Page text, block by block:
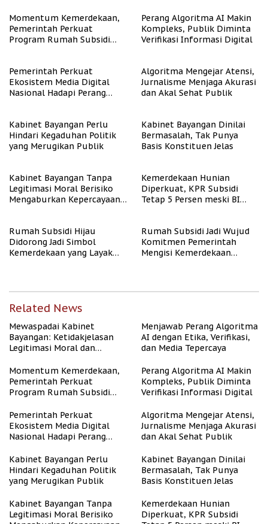
Momentum Kemerdekaan,
Pemerintah Perkuat
Program Rumah Subsidi
Perang Algoritma AI Makin
Kompleks, Publik Diminta
Verifikasi Informasi Digital
Pemerintah Perkuat
Ekosistem Media Digital
Nasional Hadapi Perang
Algoritma Mengejar Atensi,
Jurnalisme Menjaga Akurasi
dan Akal Sehat Publik
Kabinet Bayangan Perlu
Hindari Kegaduhan Politik
yang Merugikan Publik
Kabinet Bayangan Dinilai
Bermasalah, Tak Punya
Basis Konstituen Jelas
Kabinet Bayangan Tanpa
Legitimasi Moral Berisiko
Mengaburkan Kepercayaan
Kemerdekaan Hunian
Diperkuat, KPR Subsidi
Tetap 5 Persen meski BI
Rumah Subsidi Hijau
Didorong Jadi Simbol
Kemerdekaan yang Layak
Rumah Subsidi Jadi Wujud
Komitmen Pemerintah
Mengisi Kemerdekaan
Related News
Mewaspadai Kabinet
Bayangan: Ketidakjelasan
Legitimasi Moral dan
Menjawab Perang Algoritma
AI dengan Etika, Verifikasi,
dan Media Tepercaya
Momentum Kemerdekaan,
Pemerintah Perkuat
Program Rumah Subsidi
Berpenghasilan Rendah
Perang Algoritma AI Makin
Kompleks, Publik Diminta
Verifikasi Informasi Digital
Pemerintah Perkuat
Ekosistem Media Digital
Nasional Hadapi Perang
Algoritma Mengejar Atensi,
Jurnalisme Menjaga Akurasi
dan Akal Sehat Publik
Kabinet Bayangan Perlu
Hindari Kegaduhan Politik
yang Merugikan Publik
Kabinet Bayangan Dinilai
Bermasalah, Tak Punya
Basis Konstituen Jelas
Kabinet Bayangan Tanpa
Legitimasi Moral Berisiko
Kemerdekaan Hunian
Diperkuat, KPR Subsidi